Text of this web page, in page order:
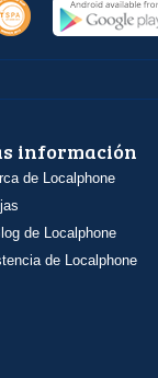
información
de Localphone
de Localphone
de Localphone